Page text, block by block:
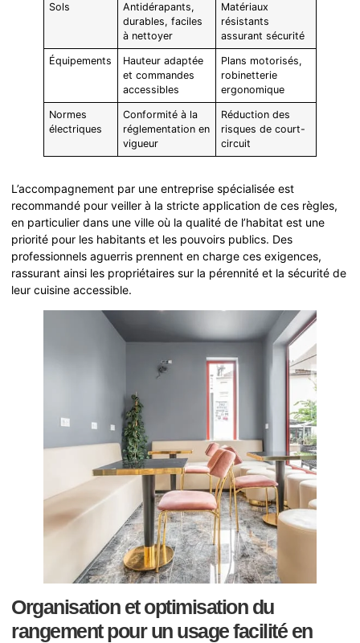
Sols
Antidérapants,
durables, faciles
à nettoyer
Matériaux
résistants
assurant sécurité
Équipements
Hauteur adaptée
et commandes
accessibles
Plans motorisés,
robinetterie
ergonomique
Normes
électriques
Conformité à la
réglementation en
vigueur
Réduction des
risques de court-
circuit
L’accompagnement par une entreprise spécialisée est
recommandé pour veiller à la stricte application de ces règles,
en particulier dans une ville où la qualité de l’habitat est une
priorité pour les habitants et les pouvoirs publics. Des
professionnels aguerris prennent en charge ces exigences,
rassurant ainsi les propriétaires sur la pérennité et la sécurité de
leur cuisine accessible.
Organisation et optimisation du
rangement pour un usage facilité en